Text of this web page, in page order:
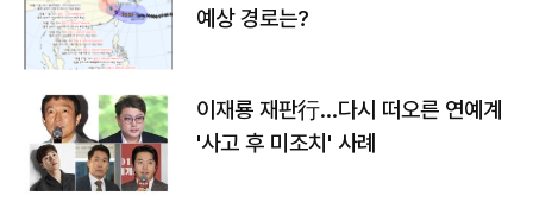
예상 경로는?
이재룡 재판行…다시 떠오른 연예계
'사고 후 미조치' 사례